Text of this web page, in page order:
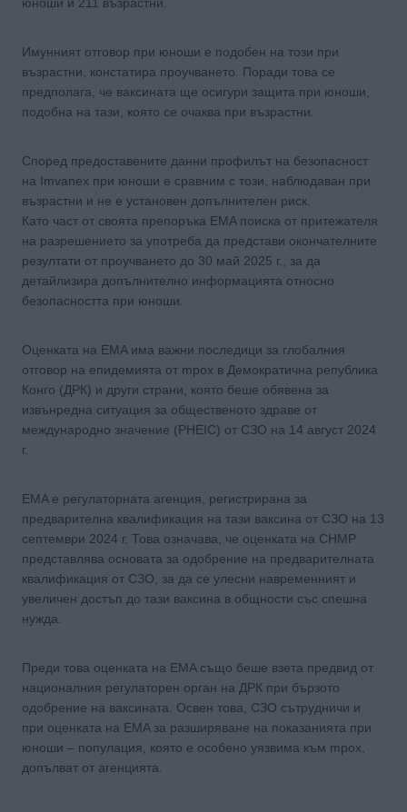
Имунният отговор при юноши е подобен на този при
възрастни, констатира проучването. Поради това се
предполага, че ваксината ще осигури защита при юноши,
подобна на тази, която се очаква при възрастни.
Според предоставените данни профилът на безопасност
на Imvanex при юноши е сравним с този, наблюдаван при
възрастни и не е установен допълнителен риск.
Като част от своята препоръка EMA поиска от притежателя
на разрешението за употреба да представи окончателните
резултати от проучването до 30 май 2025 г., за да
детайлизира допълнително информацията относно
безопасността при юноши.
Оценката на ЕMA има важни последици за глобалния
отговор на епидемията от mpox в Демократична република
Конго (ДРК) и други страни, която беше обявена за
извънредна ситуация за общественото здраве от
международно значение (PHEIC) от СЗО на 14 август 2024
г.
EMA е регулаторната агенция, регистрирана за
предварителна квалификация на тази ваксина от СЗО на 13
септември 2024 г. Това означава, че оценката на CHMP
представлява основата за одобрение на предварителната
квалификация от СЗО, за да се улесни навременният и
увеличен достъп до тази ваксина в общности със спешна
нужда.
Преди това оценката на EMA също беше взета предвид от
националния регулаторен орган на ДРК при бързото
одобрение на ваксината. Освен това, СЗО сътрудничи и
при оценката на EMA за разширяване на показанията при
юноши – популация, която е особено уязвима към mpox,
допълват от агенцията.